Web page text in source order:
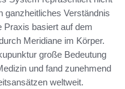
ganzheitliches Verständnis
Praxis basiert auf dem
Meridiane im Körper.
große Bedeutung
und fand zunehmend
weltweit.